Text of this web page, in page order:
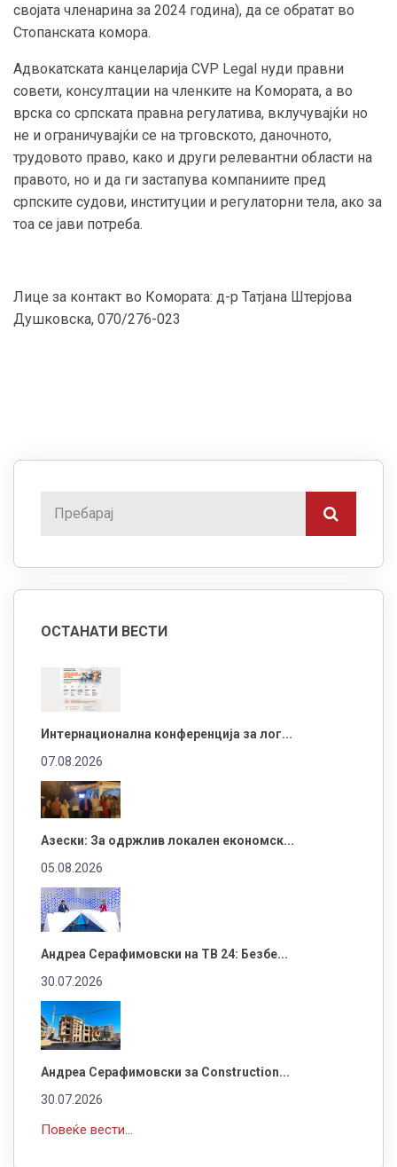
својата членарина за 2024 година), да се обратат во
Стопанската комора.
Адвокатската канцеларија CVP Legal нуди правни
совети, консултации на членките на Комората, а во
врска со српската правна регулатива, вклучувајќи но
не и ограничувајќи се на трговското, даночното,
трудовото право, како и други релевантни области на
правото, но и да ги застапува компаниите пред
српските судови, институции и регулаторни тела, ако за
тоа се јави потреба.
Лице за контакт во Комората: д-р Татјана Штерјова
Душковска, 070/276-023
ОСТАНАТИ ВЕСТИ
Интернационална конференција за лог...
07.08.2026
Азески: За одржлив локален економск...
05.08.2026
Андреа Серафимовски на ТВ 24: Безбе...
30.07.2026
Андреа Серафимовски за Construction...
30.07.2026
Повеќе вести...